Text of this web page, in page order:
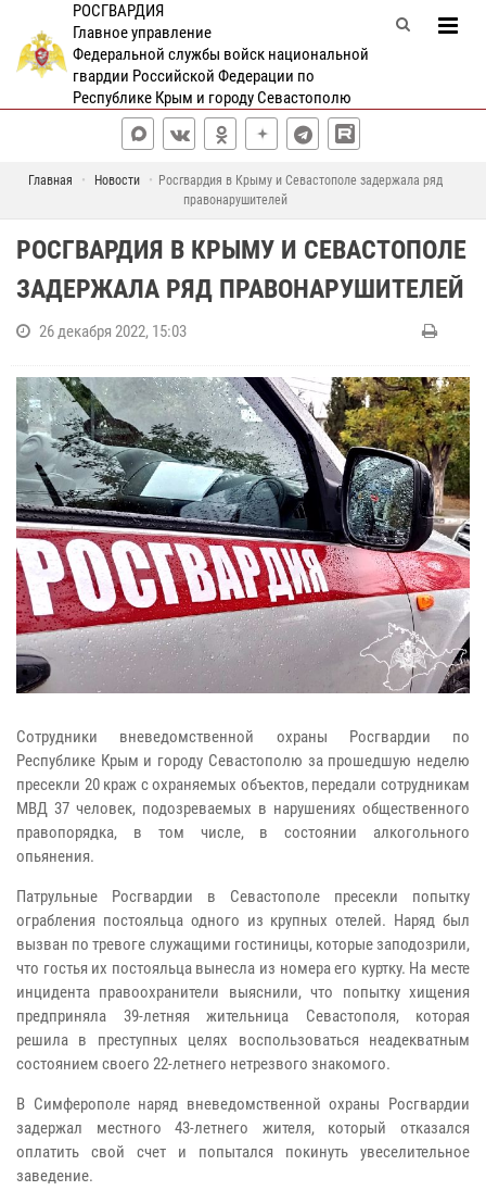
РОСГВАРДИЯ
Главное управление
Федеральной службы войск национальной
гвардии Российской Федерации по
Республике Крым и городу Севастополю
Главная Новости
Росгвардия в Крыму и Севастополе задержала ряд
правонарушителей
РОСГВАРДИЯ В КРЫМУ И СЕВАСТОПОЛЕ
ЗАДЕРЖАЛА РЯД ПРАВОНАРУШИТЕЛЕЙ
26 декабря 2022, 15:03
Сотрудники вневедомственной охраны Росгвардии по
Республике Крым и городу Севастополю за прошедшую неделю
пресекли 20 краж с охраняемых объектов, передали сотрудникам
МВД 37 человек, подозреваемых в нарушениях общественного
правопорядка, в том числе, в состоянии алкогольного
опьянения.
Патрульные Росгвардии в Севастополе пресекли попытку
ограбления постояльца одного из крупных отелей. Наряд был
вызван по тревоге служащими гостиницы, которые заподозрили,
что гостья их постояльца вынесла из номера его куртку. На месте
инцидента правоохранители выяснили, что попытку хищения
предприняла 39-летняя жительница Севастополя, которая
решила в преступных целях воспользоваться неадекватным
состоянием своего 22-летнего нетрезвого знакомого.
В Симферополе наряд вневедомственной охраны Росгвардии
задержал местного 43-летнего жителя, который отказался
оплатить свой счет и попытался покинуть увеселительное
заведение.